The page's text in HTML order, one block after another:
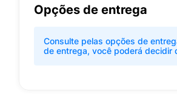
Opções de entrega
Consulte pelas opções de
de entrega, você poderá decidir